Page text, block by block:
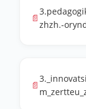
📄
zhzh.-
📄